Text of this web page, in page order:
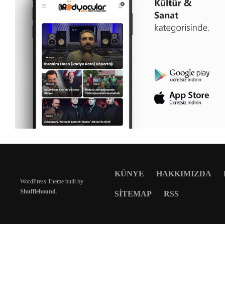
WordPress Theme built by
Shufflehound.
KÜNYE HAKKIMIZDA
SITEMAP RSS